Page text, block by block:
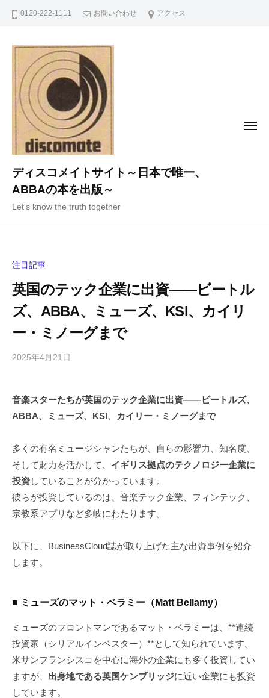
0120-222-1111 お問い合わせ アクセス
ディスコメイトサイト～日本で唯一、
ABBAの本を出版～
Let's know the truth together
メ
注目記事
英国のテック企業に出資――ビートル
ズ、ABBA、ミューズ、KSI、カイリ
ー・ミノーグまで
2025年4月21日
i
g
h
y
a
m
の
コ
ト
音楽スターたちが英国のテック企業に出資――ビートルズ、
ABBA、ミューズ、KSI、カイリー・ミノーグまで
多くの有名ミュージシャンたちが、自らの影響力、知名度、
そして財力を活かして、 イギリス拠点のテクノロジー企業に
投資していることが分かっています。
彼らが投資しているのは、音楽テック企業、フィンテック、
宗教系アプリなど多岐にわたります。
以下に、BusinessCloud誌が取り上げた主な出資事例を紹介
します。
■ ミューズのマット・ベラミー（Matt Bellamy）
ミューズのフロントマンであるマット・ベラミーは、**連続
投資家（シリアルインベスター）**として知られています。
米サンフランシスコを中心に海外の企業にも多く投資してい
ますが、 出身地である英国ケンブリッジに近い企業にも投資
しています。